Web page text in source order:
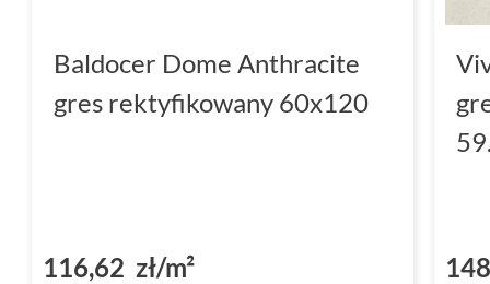
Baldocer Dome Anthracite
gres rektyfikowany 60x120
116,62 zł/m²